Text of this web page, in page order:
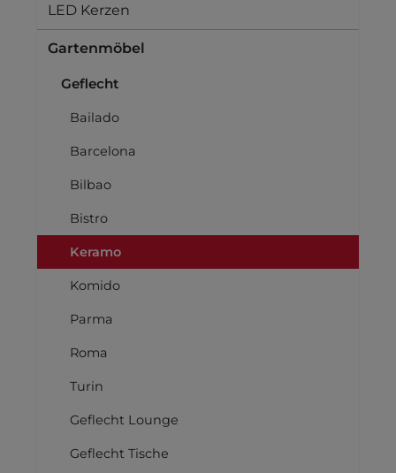
LED Kerzen
Gartenmöbel
Geflecht
Bailado
Barcelona
Bilbao
Bistro
Keramo
Komido
Parma
Roma
Turin
Geflecht Lounge
Geflecht Tische